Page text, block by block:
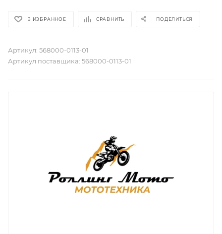
В ИЗБРАННОЕ СРАВНИТЬ ПОДЕЛИТЬСЯ
Артикул: 568000-0113-01
Артикул поставщика: 568000-0113-01